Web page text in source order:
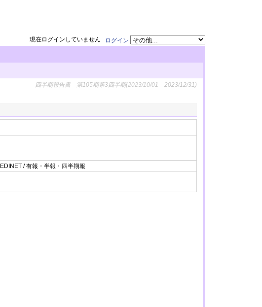
ログイン
現在ログインしていません
四半期報告書－第105期第3四半期(2023/10/01－2023/12/31)
EDINET / 有報・半報・四半期報